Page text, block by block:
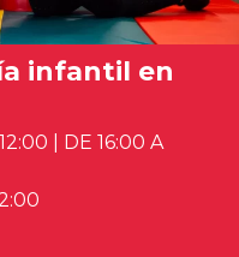
infantil en
DE 16:00 A